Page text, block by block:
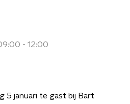
- 12:00
5 januari te gast bij Bart